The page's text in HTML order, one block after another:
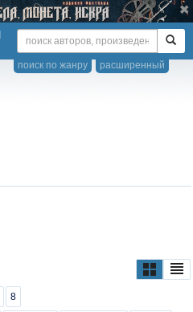
расширенный
поиск по жанру
8